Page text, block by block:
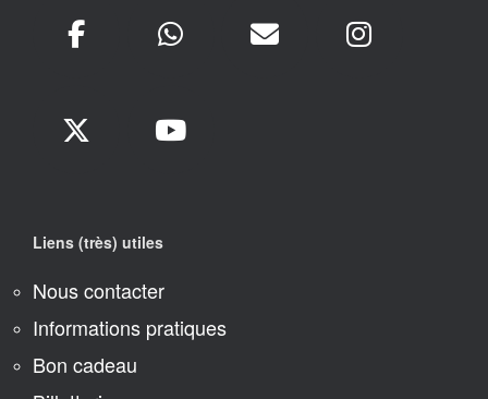
Liens (très) utiles
Nous contacter
Informations pratiques
Bon cadeau